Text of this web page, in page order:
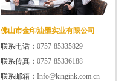
佛山市金印油墨实业有限公司
联系电话： 0757-85335829
联系传真： 0757-85336188
联系邮箱： Info@kingink.com.cn